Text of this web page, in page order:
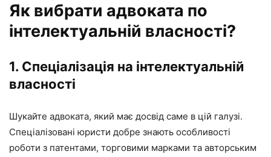
Як вибрати адвоката по
інтелектуальній власності?
1. Спеціалізація на інтелектуальній
власності
Шукайте адвоката, який має досвід саме в цій галузі.
Спеціалізовані юристи добре знають особливості
роботи з патентами, торговими марками та авторським